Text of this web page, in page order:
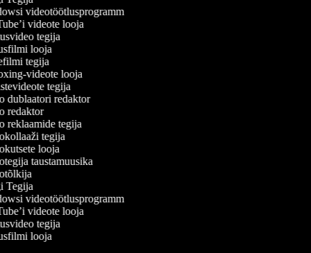
videotöötlusprogramm
videote looja
tegija
looja
tegija
videote looja
tegija
dublaatori redaktor
redaktor
reklaamide tegija
tegija
looja
taustamuusika
videotöötlusprogramm
videote looja
tegija
looja